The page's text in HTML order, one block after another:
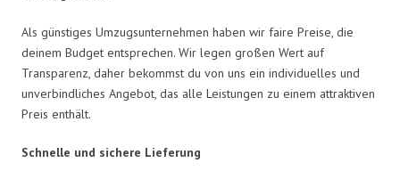
Als günstiges Umzugsunternehmen haben wir faire Preise, die
deinem Budget entsprechen. Wir legen großen Wert auf
Transparenz, daher bekommst du von uns ein individuelles und
unverbindliches Angebot, das alle Leistungen zu einem attraktiven
Preis enthält.
Schnelle und sichere Lieferung